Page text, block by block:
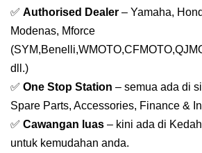
✅ Authorised Dealer – Yamaha,
Modenas, Mforce
dll.)
✅ One Stop Station – semua ada di
Spare Parts, Accessories, Finance &
✅ Cawangan luas – kini ada di
untuk kemudahan anda.